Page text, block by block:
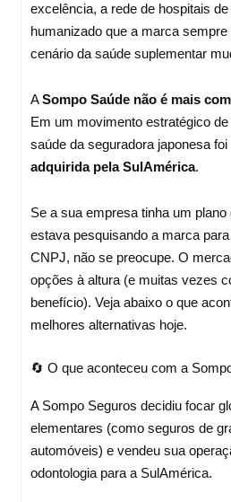
excelência, a rede de hospitais
humanizado que a marca
cenário da saúde suplementar
ASompo Saúde não é mais
Em um movimento estratégico
saúde da seguradora japonesa
adquirida pela SulAmérica.
Se a sua empresa tinha um
estava pesquisando a marca
CNPJ, não se preocupe. O
opções à altura (e muitas vezes
benefício). Veja abaixo o que
melhores alternativas hoje.
🔄 O que aconteceu com a
A Sompo Seguros decidiu focar
elementares (como seguros de
automóveis) e vendeu sua
odontologia para a SulAmérica.